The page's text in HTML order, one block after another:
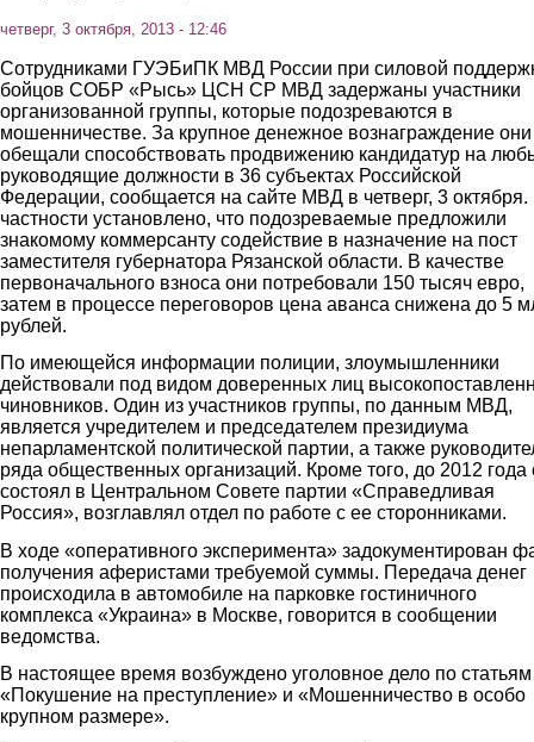
четверг, 3 октября, 2013 - 12:46
Сотрудниками ГУЭБиПК МВД России при силовой
бойцов СОБР «Рысь» ЦСН СР МВД задержаны участники
организованной группы, которые подозреваются в
мошенничестве. За крупное денежное вознаграждение они
обещали способствовать продвижению кандидатур на
руководящие должности в 36 субъектах Российской
Федерации, сообщается на сайте МВД в четверг, 3 октября.
частности установлено, что подозреваемые предложили
знакомому коммерсанту содействие в назначение на пост
заместителя губернатора Рязанской области. В качестве
первоначального взноса они потребовали 150 тысяч евро,
затем в процессе переговоров цена аванса снижена до 5
рублей.
По имеющейся информации полиции, злоумышленники
действовали под видом доверенных лиц
чиновников. Один из участников группы, по данным МВД,
является учредителем и председателем президиума
непарламентской политической партии, а также
ряда общественных организаций. Кроме того, до 2012 года
состоял в Центральном Совете партии «Справедливая
Россия», возглавлял отдел по работе с ее сторонниками.
В ходе «оперативного эксперимента» задокументирован
получения аферистами требуемой суммы. Передача денег
происходила в автомобиле на парковке гостиничного
комплекса «Украина» в Москве, говорится в сообщении
ведомства.
В настоящее время возбуждено уголовное дело по статьям
«Покушение на преступление» и «Мошенничество в особо
крупном размере».